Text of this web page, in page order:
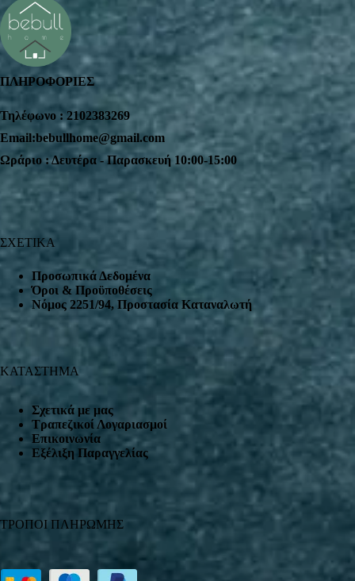
ΠΛΗΡΟΦΟΡΙΕΣ
Τηλέφωνο : 2102383269
Email:bebullhome@gmail.com
Ωράριο : Δευτέρα - Παρασκευή 10:00-15:00
ΣΧΕΤΙΚΑ
Προσωπικά Δεδομένα
Όροι & Προϋποθέσεις
Nόμος 2251/94, Προστασία Καταναλωτή
ΚΑΤΑΣΤΗΜΑ
Σχετικά με μας
Τραπεζικοί Λογαριασμοί
Επικοινωνία
Εξέλιξη Παραγγελίας
ΤΡΟΠΟΙ ΠΛΗΡΩΜΗΣ